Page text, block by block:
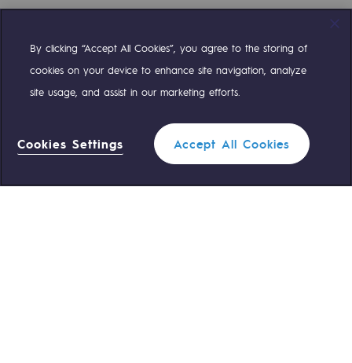
Filtrer
Compte TwitterCompte Facebook
Compte LinkedinCompte Youtube
Standard Teréga 0 559 133 400
By clicking “Accept All Cookies”, you agree to the storing of
cookies on your device to enhance site navigation, analyze
site usage, and assist in our marketing efforts.
Cookies Settings Accept All Cookies